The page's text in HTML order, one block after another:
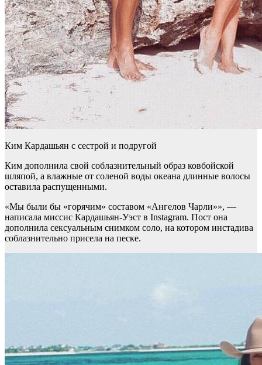
Ким Кардашьян с сестрой и подругой
Ким дополнила свой соблазнительный образ ковбойской
шляпой, а влажные от соленой воды океана длинные волосы
оставила распущенными.
«Мы были бы «горячим» составом «Ангелов Чарли»», —
написала миссис Кардашьян-Уэст в Instagram. Пост она
дополнила сексуальным снимком соло, на котором инстадива
соблазнительно присела на песке.